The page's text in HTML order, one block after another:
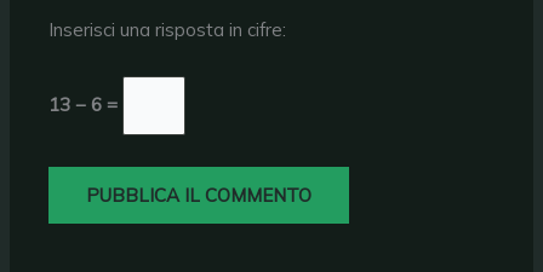
Inserisci una risposta in cifre:
13 − 6 =